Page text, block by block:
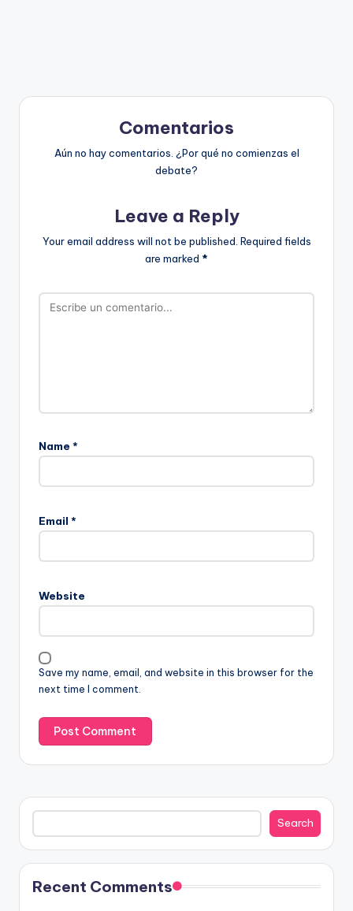
Comentarios
Aún no hay comentarios. ¿Por qué no comienzas el
debate?
Leave a Reply
Your email address will not be published. Required fields
are marked *
Name *
Email *
Website
Save my name, email, and website in this browser for the
next time I comment.
Search
Search
Recent Comments